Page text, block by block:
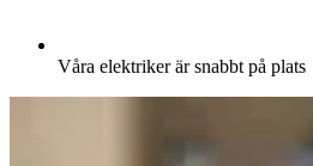
Våra elektriker är snabbt på plats